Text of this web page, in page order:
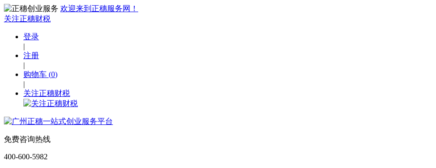
欢迎来到正穗服务网！
关注正穗财税
登录
|
注册
|
购物车 (0)
|
关注正穗财税
免费咨询热线
400-600-5982